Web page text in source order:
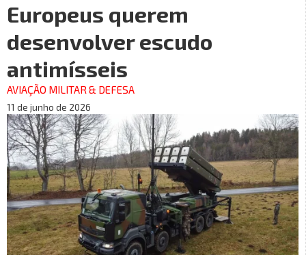
Europeus querem
desenvolver escudo
antimísseis
AVIAÇÃO MILITAR & DEFESA
11 de junho de 2026